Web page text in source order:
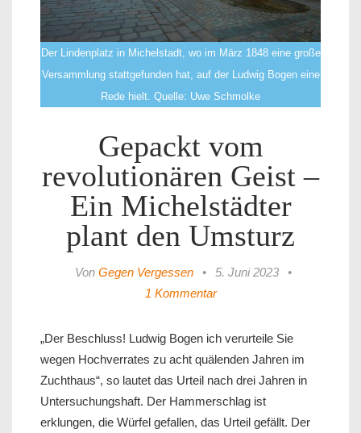
Der Lindenplatz in Michelstadt, wo im März 1848 eine große
Versammlung stattgefunden hat, auf der Ludwig Bogen eine
Rede hielt. Quelle: Uwe Schmolke
Gepackt vom
revolutionären Geist –
Ein Michelstädter
plant den Umsturz
Von Gegen Vergessen • 5. Juni 2023
•
1 Kommentar
„Der Beschluss! Ludwig Bogen ich verurteile Sie
wegen Hochverrates zu acht quälenden Jahren im
Zuchthaus“, so lautet das Urteil nach drei Jahren in
Untersuchungshaft. Der Hammerschlag ist
erklungen, die Würfel gefallen, das Urteil gefällt. Der